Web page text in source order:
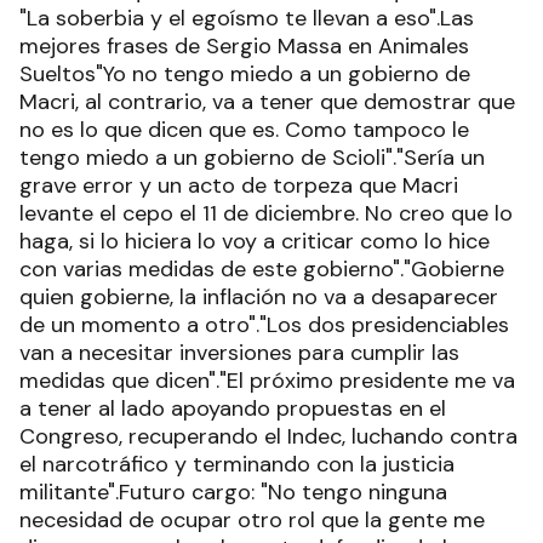
"La soberbia y el egoísmo te llevan a eso".Las
mejores frases de Sergio Massa en Animales
Sueltos"Yo no tengo miedo a un gobierno de
Macri, al contrario, va a tener que demostrar que
no es lo que dicen que es. Como tampoco le
tengo miedo a un gobierno de Scioli"."Sería un
grave error y un acto de torpeza que Macri
levante el cepo el 11 de diciembre. No creo que lo
haga, si lo hiciera lo voy a criticar como lo hice
con varias medidas de este gobierno"."Gobierne
quien gobierne, la inflación no va a desaparecer
de un momento a otro"."Los dos presidenciables
van a necesitar inversiones para cumplir las
medidas que dicen"."El próximo presidente me va
a tener al lado apoyando propuestas en el
Congreso, recuperando el Indec, luchando contra
el narcotráfico y terminando con la justicia
militante".Futuro cargo: "No tengo ninguna
necesidad de ocupar otro rol que la gente me